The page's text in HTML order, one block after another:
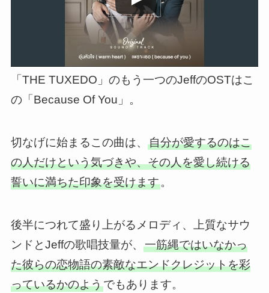
「THE TUXEDO」のもう一つのJeffのOSTはこ
の「Because Of You」。
切なげに始まるこの曲は、 自分が愛するのはこ
の人だけという気づきや、その人を愛し続ける
誓いに満ちた印象を受けます。
後半につれて盛り上がるメロディ、上質なサウ
ンドとJeffの歌唱技量が、 一筋縄ではいなかっ
た彼らの恋物語の素敵なエンドクレジットを彩
っているかのようでもあります。